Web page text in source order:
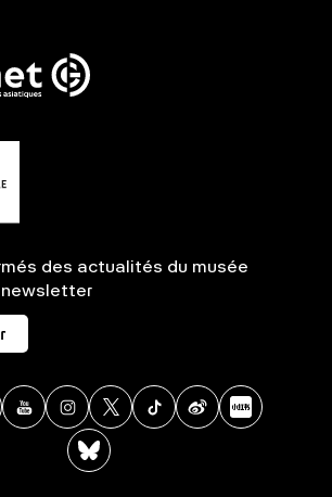
des actualités du musée
newsletter
Facebook
LinkedinYoutubeInstagram
X TikTokWeibo